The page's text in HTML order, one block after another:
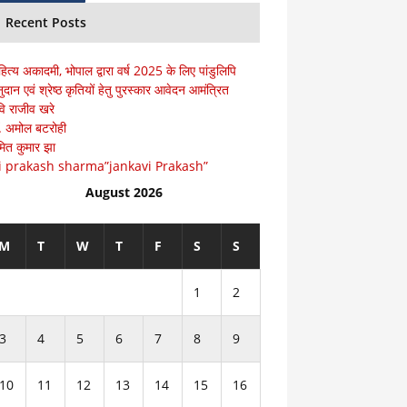
Recent Posts
अकादमी, भोपाल द्वारा वर्ष 2025 के लिए पांडुलिपि
एवं श्रेष्ठ कृतियों हेतु पुरस्कार आवेदन आमंत्रित
राजीव खरे
अमोल बटरोही
कुमार झा
prakash sharma”jankavi Prakash”
August 2026
M T W T F S S
1 2
3 4 5 6 7 8 9
10 11 12 13 14 15 16